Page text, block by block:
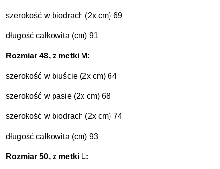
szerokość w biodrach (2x cm) 69
długość całkowita (cm) 91
Rozmiar 48, z metki M:
szerokość w biuście (2x cm) 64
szerokość w pasie (2x cm) 68
szerokość w biodrach (2x cm) 74
długość całkowita (cm) 93
Rozmiar 50, z metki L: